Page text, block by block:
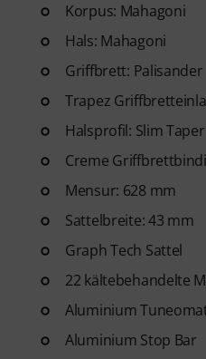
Korpus: Mahagoni
Hals: Mahagoni
Griffbrett: Palisander
Trapez
Halsprofil: Slim Taper
Creme
Mensur: 628 mm
Sattelbreite: 43 mm
Graph Tech Sattel
22 kältebehandelte
Aluminium
Aluminium Stop Bar